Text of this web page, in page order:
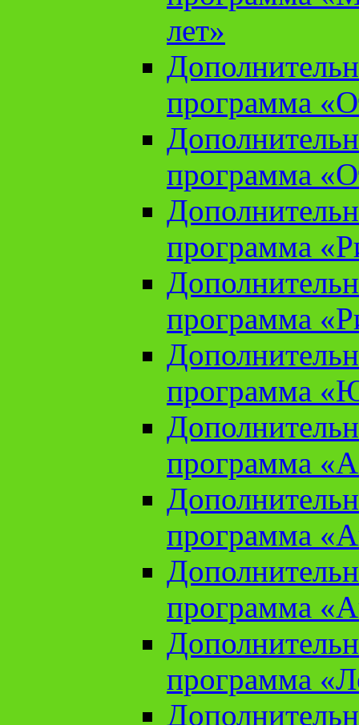
лет»
программа
программа
программа
программа
программа
программа
программа
программа
программа